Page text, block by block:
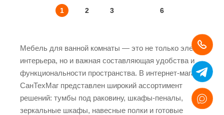
1 2 3 6
Мебель для ванной комнаты — это не только элемент
интерьера, но и важная составляющая удобства и
функциональности пространства. В интернет-магазине
СанТехМаг представлен широкий ассортимент
решений: тумбы под раковину, шкафы-пеналы,
зеркальные шкафы, навесные полки и готовые